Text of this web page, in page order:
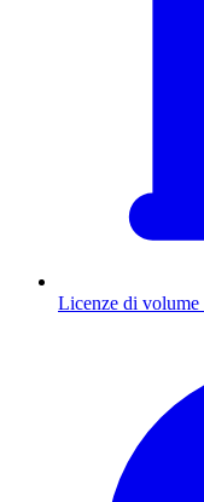
Licenze di volume